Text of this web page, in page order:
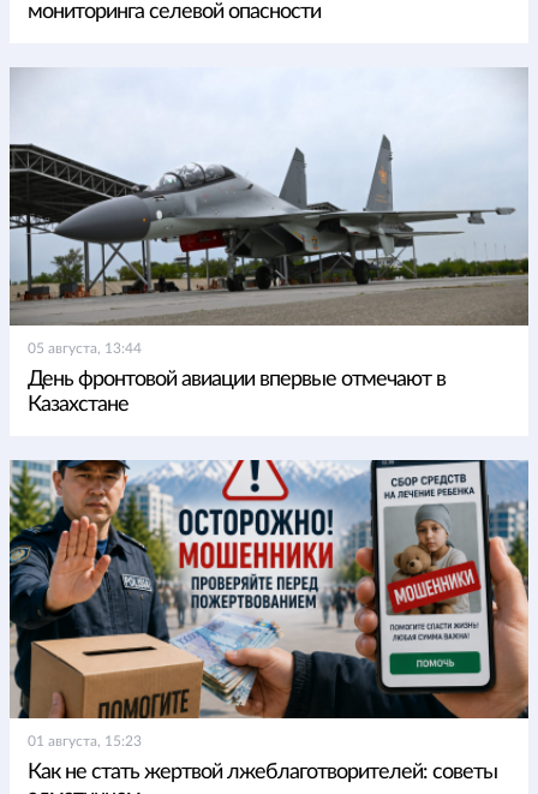
мониторинга селевой опасности
05 августа, 13:44
День фронтовой авиации впервые отмечают в
Казахстане
01 августа, 15:23
Как не стать жертвой лжеблаготворителей: советы